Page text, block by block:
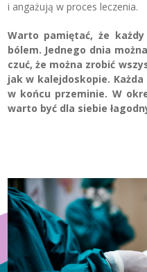
i angażują w proces leczenia.
Warto pamiętać, że
bólem. Jednego dnia
czuć, że można zrobić
jak w kalejdoskopie.
w końcu przeminie. W
warto być dla siebie